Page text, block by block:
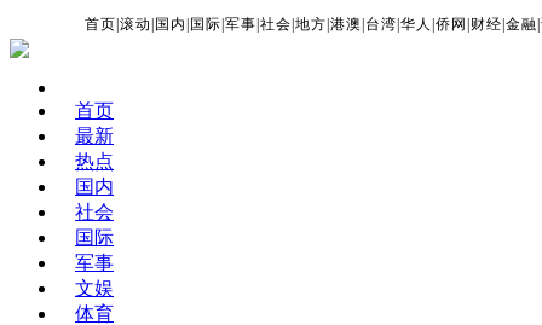
首页 |滚动 国内 国际 |军事 |社会 |地方 |港澳 台湾 |华人 |侨网 财经 |金融 |
首页
最新
热点
国内
社会
国际
军事
文娱
体育